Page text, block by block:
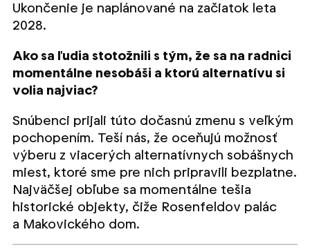
Ukončenie je naplánované na začiatok leta
2028.
Ako sa ľudia stotožnili s tým, že sa na radnici
momentálne nesobáši a ktorú alternatívu si
volia najviac?
Snúbenci prijali túto dočasnú zmenu s veľkým
pochopením. Teší nás, že oceňujú možnosť
výberu z viacerých alternatívnych sobášnych
miest, ktoré sme pre nich pripravili bezplatne.
Najväčšej obľube sa momentálne tešia
historické objekty, čiže Rosenfeldov palác
a Makovického dom.